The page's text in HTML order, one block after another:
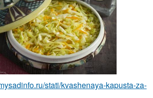
stati/kvashenaya-kapusta-za-